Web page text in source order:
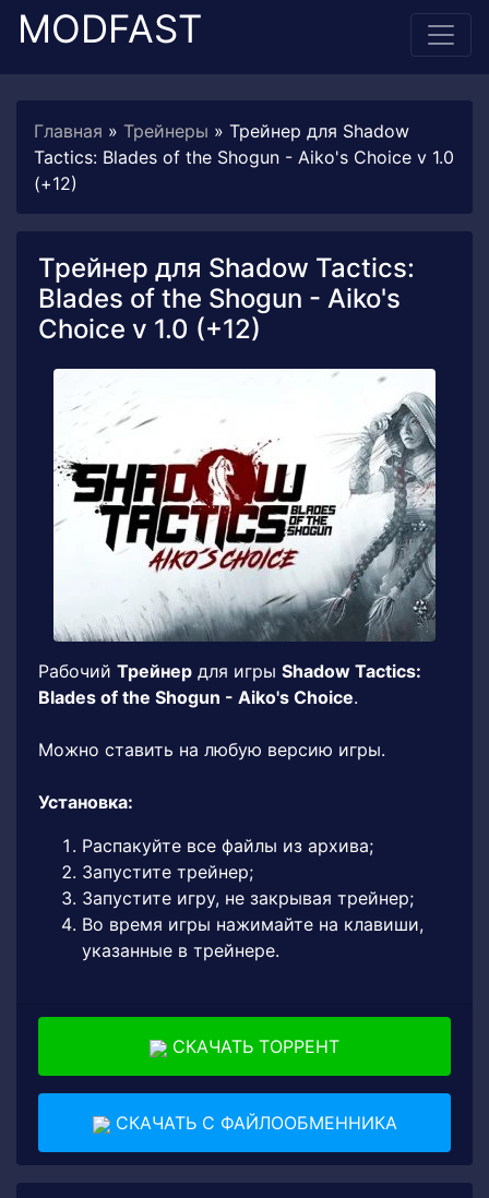
MODFAST
Главная » Трейнеры » Трейнер для Shadow
Tactics: Blades of the Shogun - Aiko's Choice v 1.0
(+12)
Трейнер для Shadow Tactics:
Blades of the Shogun - Aiko's
Choice v 1.0 (+12)
Рабочий Трейнер для игры Shadow Tactics:
Blades of the Shogun - Aiko's Choice.
Можно ставить на любую версию игры.
Установка:
Распакуйте все файлы из архива;
Запустите трейнер;
Запустите игру, не закрывая трейнер;
Во время игры нажимайте на клавиши,
указанные в трейнере.
СКАЧАТЬ ТОРРЕНТ
СКАЧАТЬ С ФАЙЛООБМЕННИКА